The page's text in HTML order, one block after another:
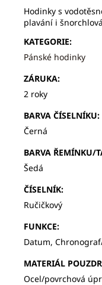
Hodinky s
plavání i
KATEGORIE:
Pánské hodinky
ZÁRUKA:
2 roky
BARVA ČÍSELNÍKU:
Černá
BARVA ŘEMÍNKU/
Šedá
ČÍSELNÍK:
Ručičkový
FUNKCE:
Datum,
MATERIÁL
Ocel/povrchová
600